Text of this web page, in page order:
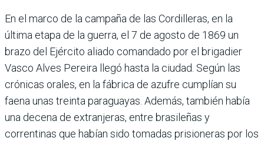
En el marco de la campaña de las Cordilleras, en la
última etapa de la guerra, el 7 de agosto de 1869 un
brazo del Ejército aliado comandado por el brigadier
Vasco Alves Pereira llegó hasta la ciudad. Según las
crónicas orales, en la fábrica de azufre cumplían su
faena unas treinta paraguayas. Además, también había
una decena de extranjeras, entre brasileñas y
correntinas que habían sido tomadas prisioneras por los